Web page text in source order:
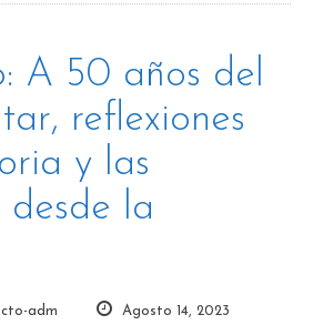
A 50 años del
reflexiones
y las
desde la
adm Agosto 14, 2023